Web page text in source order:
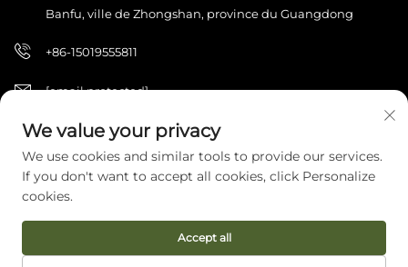
Banfu, ville de Zhongshan, province du Guangdong
+86-15019555811
[email protected]
Copyright © 2026 Zhongshan Haijilun Cultural And Educational
Product Co., Ltd.. Tous droits réservés. Politique de confidentialité
We value your privacy
We use cookies and similar tools to provide our services.
If you don't want to accept all cookies, click Personalize
cookies.
Accept all